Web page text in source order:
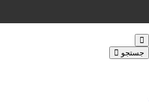
جستجو